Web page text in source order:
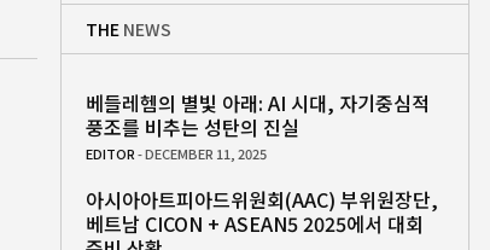
THE NEWS
베들레헴의 별빛 아래: AI 시대, 자기중심적
풍조를 비추는 성탄의 진실
EDITOR- DECEMBER 11, 2025
아시아아트피아드위원회(AAC) 부위원장단,
베트남 CICON + ASEAN5 2025에서 대회